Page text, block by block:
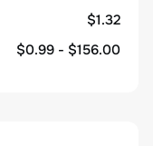
$1.32
$0.99 - $156.00